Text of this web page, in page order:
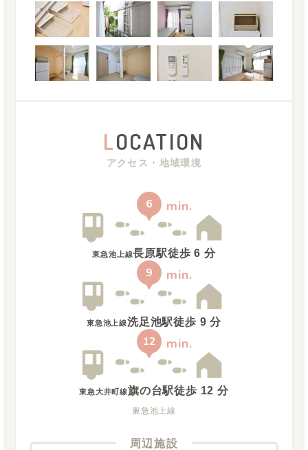
LOCATION
アクセス・地域環境
6 min.
東急池上線長原駅徒歩 6 分
9 min.
東急池上線洗足池駅徒歩 9 分
12 min.
東急大井町線旗の台駅徒歩 12 分
東急池上線
周辺施設